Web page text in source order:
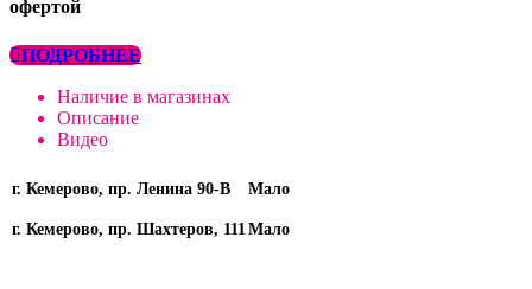
офертой
ПОДРОБНЕЕ
Наличие в магазинах
Описание
Видео
г. Кемерово, пр. Ленина 90-В Мало
г. Кемерово, пр. Шахтеров, 111Мало